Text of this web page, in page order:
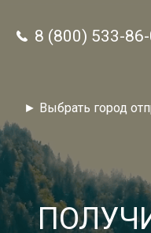
► Выбрать город
8 (800) 533-